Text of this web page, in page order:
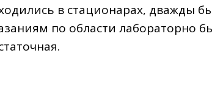
в стационарах, дважды
по области лабораторно